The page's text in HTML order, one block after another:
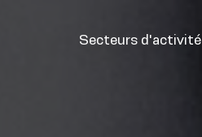
Secteurs d'activité